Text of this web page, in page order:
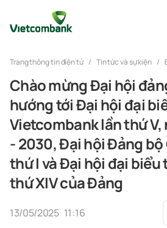
Trang thông tin điện tử Tin tức và sự kiện
Chào mừng Đại hội
hướng tới Đại hội đại
Vietcombank lần thứ V,
- 2030, Đại hội Đảng
thứ I và Đại hội đại biểu
thứ XIV của Đảng
13/05/2025 11:16